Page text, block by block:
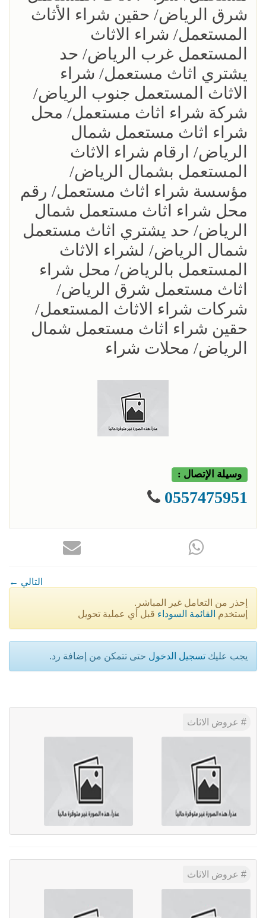
شرق الرياض/ حقين شراء الأثاث
المستعمل/ شراء الاثاث
المستعمل غرب الرياض/ حد
يشتري اثاث مستعمل/ شراء
الاثاث المستعمل جنوب الرياض/
شركة شراء اثاث مستعمل/ محل
شراء اثاث مستعمل شمال
الرياض/ ارقام شراء الاثاث
المستعمل بشمال الرياض/
مؤسسة شراء اثاث مستعمل/ رقم
محل شراء اثاث مستعمل شمال
الرياض/ حد يشتري اثاث مستعمل
شمال الرياض/ لشراء الاثاث
المستعمل بالرياض/ محل شراء
اثاث مستعمل شرق الرياض/
شركات شراء الاثاث المستعمل/
حقين شراء اثاث مستعمل شمال
الرياض/ محلات شراء
وسيلة الإتصال :
0557475951
← التالي
إحذر من التعامل غير المباشر.
إستخدم القائمة السوداء قبل أي عملية تحويل
يجب عليك تسجيل الدخول حتى تتمكن من إضافة رد.
عروض الاثاث
عروض الاثاث